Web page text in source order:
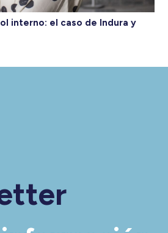
interno: el caso de Indura y